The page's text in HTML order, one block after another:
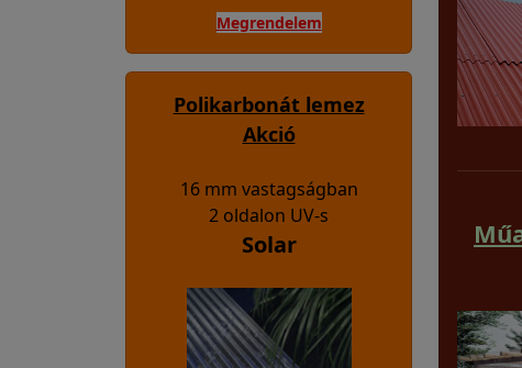
Megrendelem
Polikarbonát lemez
Akció
16 mm vastagságban
2 oldalon UV-s
Solar